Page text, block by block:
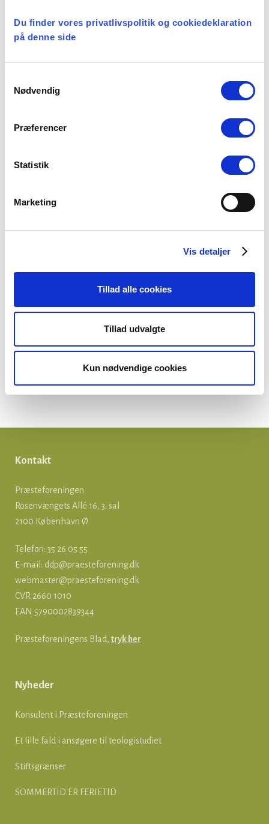
Du finder vores privatlivspolitik og cookiedeklaration
på denne side
Nødvendig
Præferencer
Statistik
Marketing
Vis detaljer
Tillad alle cookies
Tillad udvalgte
Kun nødvendige cookies
er en ansættelsesretslig beskyttelse af
Kontakt
Præsteforeningen
Rosenvængets Allé 16, 3. sal
2100 København Ø
Telefon: 35 26 05 55
E-mail: ddp@praesteforening.dk
webmaster@praesteforening.dk
CVR 2660 1010
EAN 5790002839344
Præsteforeningens Blad, tryk her
Nyheder
Konsulent i Præsteforeningen
Et lille fald i ansøgere til teologistudiet
Stiftsgrænser
SOMMERTID ER FERIETID